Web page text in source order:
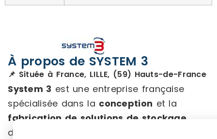
À propos de SYSTEM 3
📌 Située à France, LILLE, (59) Hauts-de-France
System 3 est une entreprise française
spécialisée dans la conception et la
fabrication de solutions de stockage
destinées aux environnements